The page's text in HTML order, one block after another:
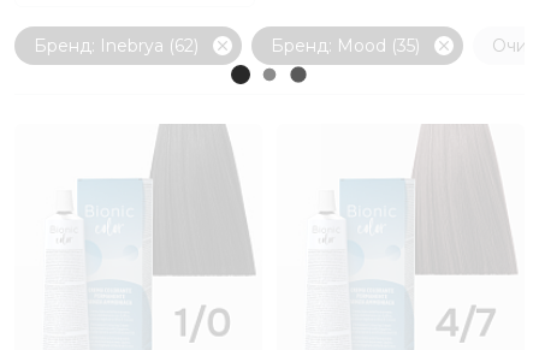
Бренд: Inebrya (62) Бренд: Mood (35)